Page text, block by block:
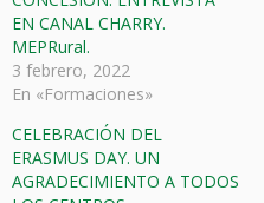
EN CANAL CHARRY.
MEPRural.
3 febrero, 2022
En «Formaciones»
CELEBRACIÓN DEL
ERASMUS DAY. UN
AGRADECIMIENTO A TODOS